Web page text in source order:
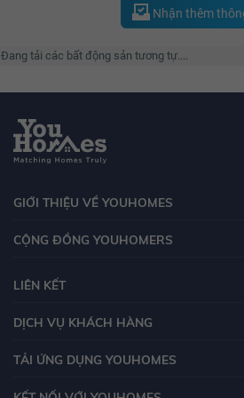
Vincom. Qua hơn 14 năm hoạt động, đến
thành một trong những tập đoàn đa kinh tế
Nhận thêm
tải các bất động sản tương tự....
GIỚI THIỆU VỀ YOUHOMES
CỘNG ĐỒNG YOUHOMERS
LIÊN KẾT
DỊCH VỤ KHÁCH HÀNG
TẢI ỨNG DỤNG YOUHOMES